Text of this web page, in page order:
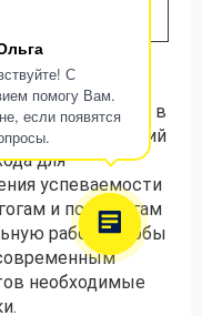
С
помогу Вам.
если появятся
аспекты
большую роль в
стратегий
для
успеваемости
и психологам
работу, чтобы
необходимые